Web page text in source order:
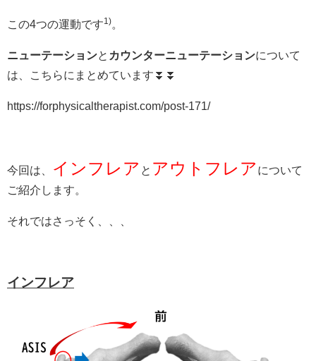
この4つの運動です1)。
ニューテーションと カウンターニューテーションについて
は、こちらにまとめています⏬⏬
https://forphysicaltherapist.com/post-171/
今回は、 インフレア と アウトフレアについて
ご紹介します。
それではさっそく、、、
インフレア